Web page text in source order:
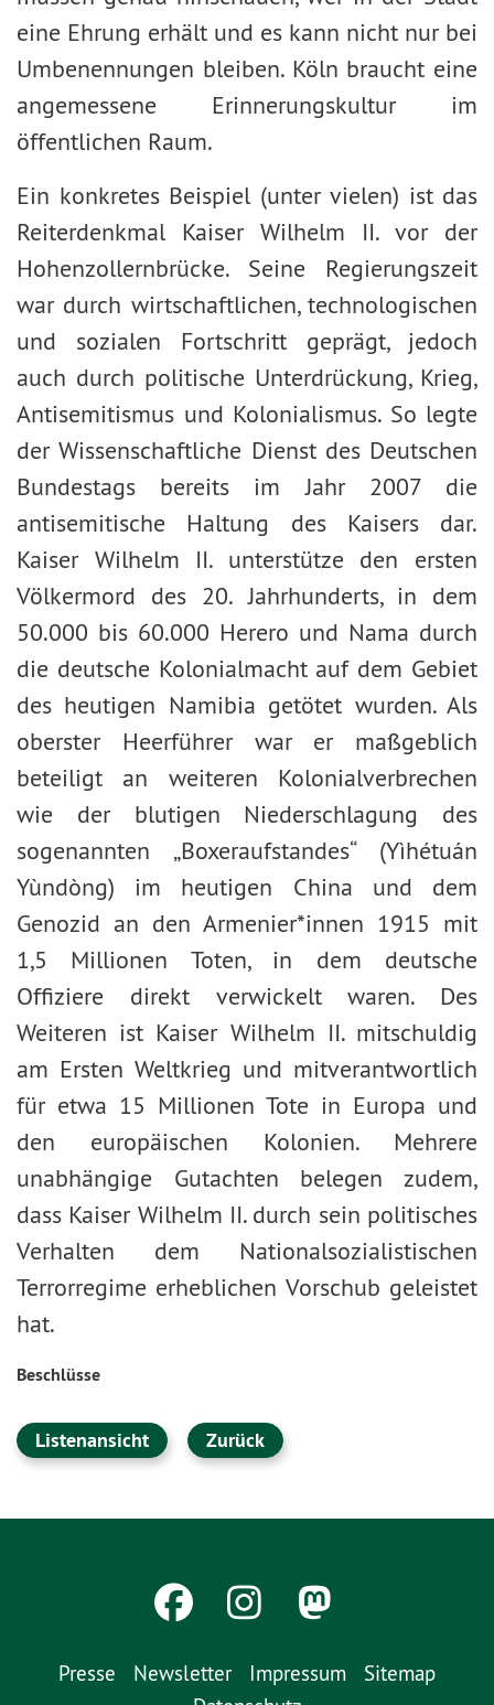
eine Ehrung erhält und es kann nicht nur bei
Umbenennungen bleiben. Köln braucht eine
angemessene Erinnerungskultur im
öffentlichen Raum.
Ein konkretes Beispiel (unter vielen) ist das
Reiterdenkmal Kaiser Wilhelm II. vor der
Hohenzollernbrücke. Seine Regierungszeit
war durch wirtschaftlichen, technologischen
und sozialen Fortschritt geprägt, jedoch
auch durch politische Unterdrückung, Krieg,
Antisemitismus und Kolonialismus. So legte
der Wissenschaftliche Dienst des Deutschen
Bundestags bereits im Jahr 2007 die
antisemitische Haltung des Kaisers dar.
Kaiser Wilhelm II. unterstütze den ersten
Völkermord des 20. Jahrhunderts, in dem
50.000 bis 60.000 Herero und Nama durch
die deutsche Kolonialmacht auf dem Gebiet
des heutigen Namibia getötet wurden. Als
oberster Heerführer war er maßgeblich
beteiligt an weiteren Kolonialverbrechen
wie der blutigen Niederschlagung des
sogenannten „Boxeraufstandes“ (Yìhétuán
Yùndòng) im heutigen China und dem
Genozid an den Armenier*innen 1915 mit
1,5 Millionen Toten, in dem deutsche
Offiziere direkt verwickelt waren. Des
Weiteren ist Kaiser Wilhelm II. mitschuldig
am Ersten Weltkrieg und mitverantwortlich
für etwa 15 Millionen Tote in Europa und
den europäischen Kolonien. Mehrere
unabhängige Gutachten belegen zudem,
dass Kaiser Wilhelm II. durch sein politisches
Verhalten dem Nationalsozialistischen
Terrorregime erheblichen Vorschub geleistet
hat.
Beschlüsse
Listenansicht Zurück
Presse Newsletter Impressum
Sitemap